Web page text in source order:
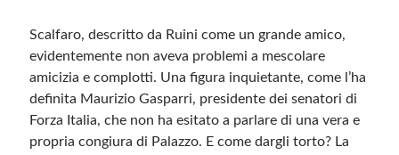
Scalfaro, descritto da Ruini come un grande amico,
evidentemente non aveva problemi a mescolare
amicizia e complotti. Una figura inquietante, come l’ha
definita Maurizio Gasparri, presidente dei senatori di
Forza Italia, che non ha esitato a parlare di una vera e
propria congiura di Palazzo. E come dargli torto? La